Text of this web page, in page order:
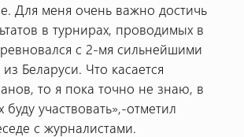
Для меня очень важно достичь
в турнирах, проводимых в
с 2-мя сильнейшими
Беларуси. Что касается
то я пока точно не знаю, в
буду участвовать»,-отметил
с журналистами.